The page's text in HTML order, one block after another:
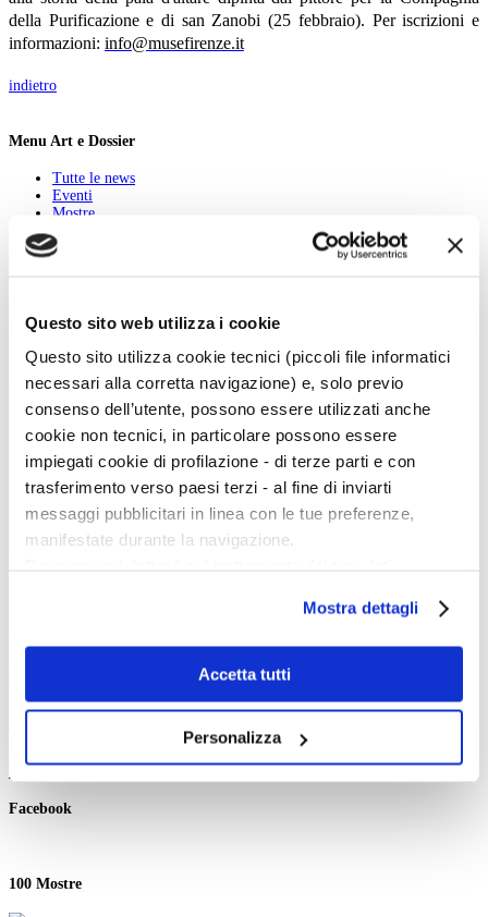
Questo sito web utilizza i cookie
Questo sito utilizza cookie tecnici (piccoli file informatici
necessari alla corretta navigazione) e, solo previo
consenso dell’utente, possono essere utilizzati anche
cookie non tecnici, in particolare possono essere
impiegati cookie di profilazione - di terze parti e con
trasferimento verso paesi terzi - al fine di inviarti
messaggi pubblicitari in linea con le tue preferenze,
manifestate durante la navigazione.
scelte privacy sui cookie, ti invitiamo a prendere visione
dell’informativa cookie.
Chiudendo il banner tramite la “X” prosegui la
navigazione senza alcuna profilazione e con installazione
il tuo consenso alla profilazione che potrai revocare in
Mostra dettagli
Accetta tutti
Personalizza
della Purificazione e di san Zanobi (25 febbraio). Per iscrizioni e
informazioni: info@musefirenze.it
indietro
Menu Art e Dossier
Tutte le news
Eventi
Mostre
In galleria
Calendario
Scegli la data e imposta i filtri per ottimizzare la tua ricerca
Facebook
100 Mostre